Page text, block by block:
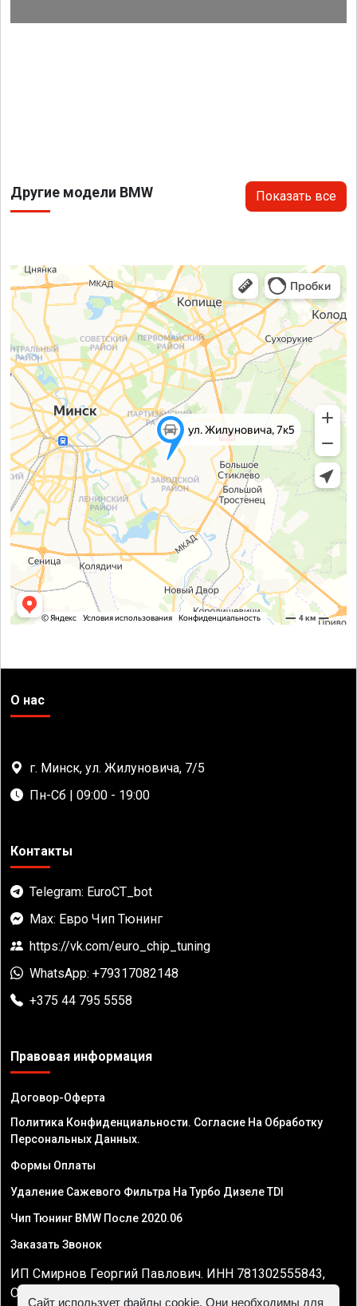
Другие модели BMW Показать все
О нас
г. Минск, ул. Жилуновича, 7/5
Пн-Сб | 09:00 - 19:00
Контакты
Telegram: EuroCT_bot
Max: Евро Чип Тюнинг
https://vk.com/euro_chip_tuning
WhatsApp: +79317082148
+375 44 795 5558
Правовая информация
Договор-Оферта
Политика Конфиденциальности. Согласие На Обработку
Персональных Данных.
Формы Оплаты
Удаление Сажевого Фильтра На Турбо Дизеле TDI
Чип Тюнинг BMW После 2020.06
Заказать Звонок
ИП Смирнов Георгий Павлович. ИНН 781302555843,
ОГРНИП 324470400032610
Сайт использует файлы cookie. Они необходимы для